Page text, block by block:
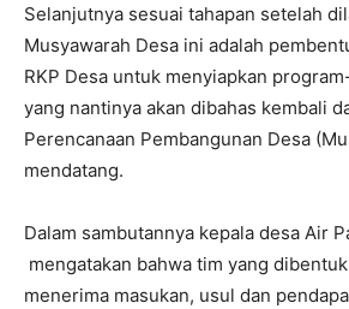
Selanjutnya sesuai tahapan setelah
Musyawarah Desa ini adalah
RKP Desa untuk menyiapkan
yang nantinya akan dibahas kembali
Perencanaan Pembangunan Desa
mendatang.
Dalam sambutannya kepala desa Air
mengatakan bahwa tim yang
menerima masukan, usul dan